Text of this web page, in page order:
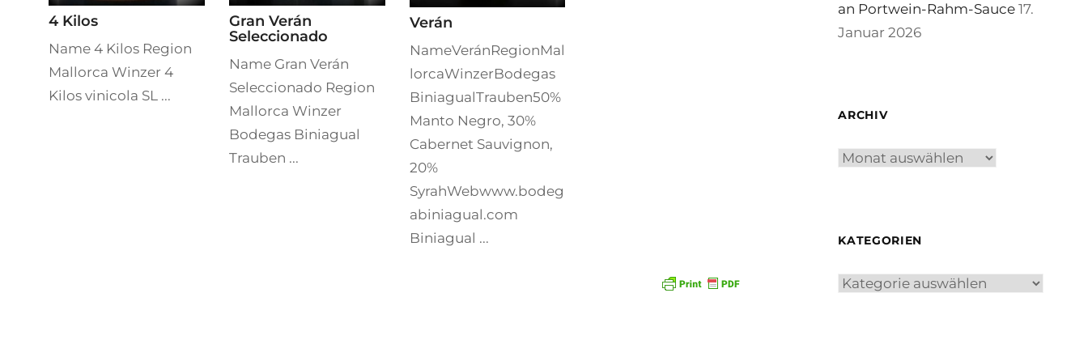
4 Kilos
Name 4 Kilos Region
Mallorca Winzer 4
Kilos vinicola SL ...
Gran Verán
Seleccionado
Name Gran Verán
Seleccionado Region
Mallorca Winzer
Bodegas Biniagual
Trauben ...
Verán
NameVeránRegionMal
lorcaWinzerBodegas
BiniagualTrauben50%
Manto Negro, 30%
Cabernet Sauvignon,
20%
SyrahWebwww.bodeg
abiniagual.com
Biniagual ...
an Portwein-Rahm-Sauce 17.
Januar 2026
ARCHIV
Archiv
KATEGORIEN
Kategorien